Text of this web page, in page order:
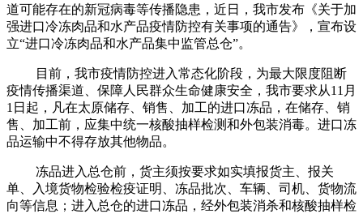
道可能存在的新冠病毒等传播隐患，近日，我市发布《关于加
强进口冷冻肉品和水产品疫情防控有关事项的通告》，宣布设
立“进口冷冻肉品和水产品集中监管总仓”。
目前，我市疫情防控进入常态化阶段，为最大限度阻断
疫情传播渠道、保障人民群众生命健康安全，我市要求从11月
1日起，凡在太原储存、销售、加工的进口冻品，在储存、销
售、加工前，应集中统一核酸抽样检测和外包装消毒。进口冻
品运输中不得存放其他物品。
冻品进入总仓前，货主须按要求如实填报货主、报关
单、入境货物检验检疫证明、冻品批次、车辆、司机、货物流
向等信息；进入总仓的进口冻品，经外包装消杀和核酸抽样检